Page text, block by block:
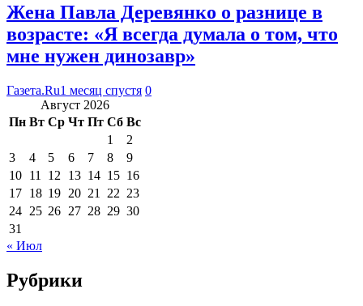
Жена Павла Деревянко о разнице в
возрасте: «Я всегда думала о том, что
мне нужен динозавр»
Газета.Ru1 месяц спустя 0
Август 2026
Пн Вт Ср Чт Пт Сб Вс
1
2
3
4 5 6 7 8
9
10 11 12 13 14 15 16
17 18 19 20 21 22 23
24 25 26 27 28 29 30
31
« Июл
Рубрики